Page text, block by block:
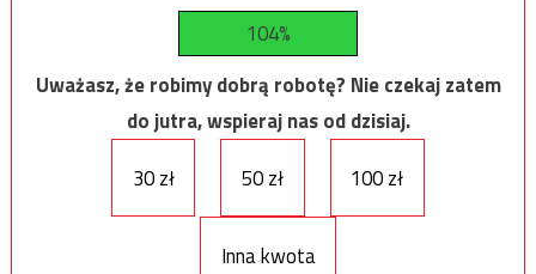
104%
Uważasz, że robimy dobrą robotę? Nie czekaj zatem
do jutra, wspieraj nas od dzisiaj.
30 zł
50 zł 100 zł
Inna kwota